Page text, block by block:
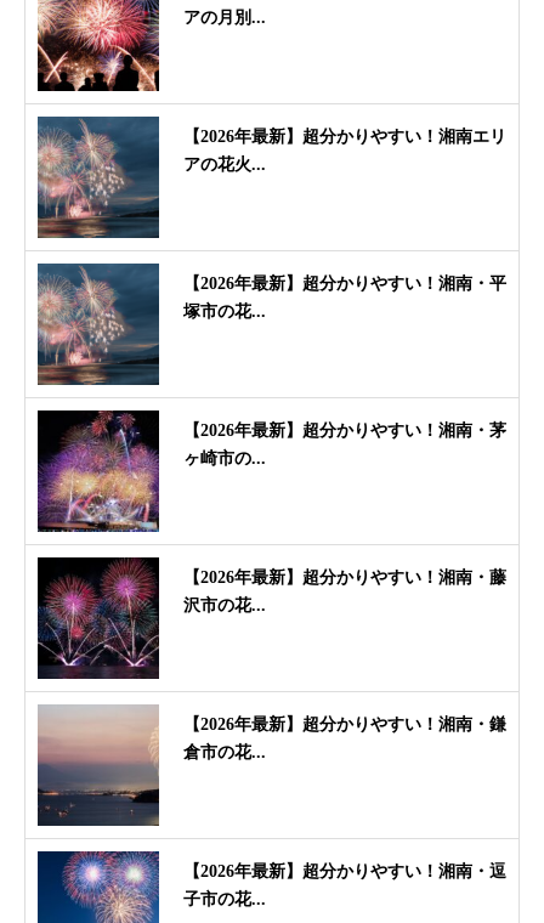
アの月別...
【2026年最新】超分かりやすい！湘南エリ
アの花火...
【2026年最新】超分かりやすい！湘南・平
塚市の花...
【2026年最新】超分かりやすい！湘南・茅
ヶ崎市の...
【2026年最新】超分かりやすい！湘南・藤
沢市の花...
【2026年最新】超分かりやすい！湘南・鎌
倉市の花...
【2026年最新】超分かりやすい！湘南・逗
子市の花...